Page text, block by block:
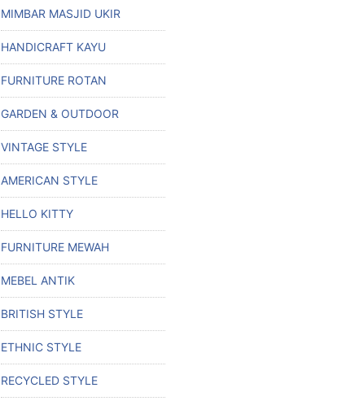
MIMBAR MASJID UKIR
HANDICRAFT KAYU
FURNITURE ROTAN
GARDEN & OUTDOOR
VINTAGE STYLE
AMERICAN STYLE
HELLO KITTY
FURNITURE MEWAH
MEBEL ANTIK
BRITISH STYLE
ETHNIC STYLE
RECYCLED STYLE